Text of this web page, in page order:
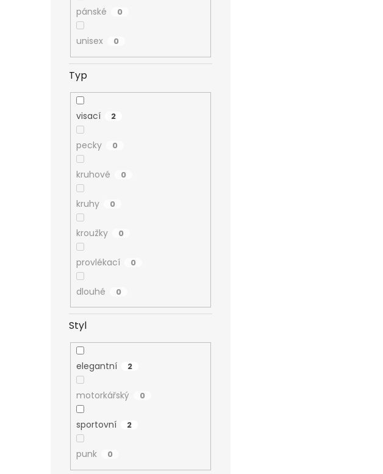
pánské 0
unisex 0
Typ
visací 2
pecky 0
kruhové 0
kruhy 0
kroužky 0
provlékací 0
dlouhé 0
Styl
elegantní 2
motorkářský 0
sportovní 2
punk 0